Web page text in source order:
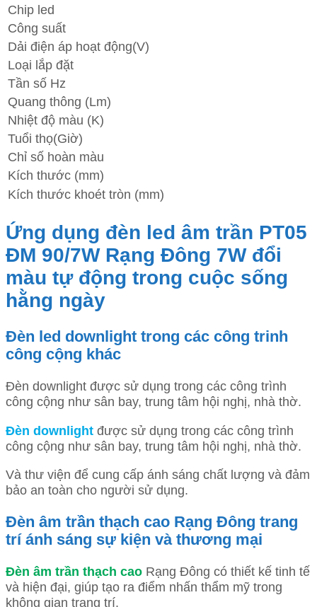
Chip led
Công suất
Dải điện áp hoạt động(V)
Loại lắp đặt
Tần số Hz
Quang thông (Lm)
Nhiệt độ màu (K)
Tuổi thọ(Giờ)
Chỉ số hoàn màu
Kích thước (mm)
Kích thước khoét tròn (mm)
Ứng dụng đèn led âm trần PT05
ĐM 90/7W Rạng Đông 7W đổi
màu tự động trong cuộc sống
hằng ngày
Đèn led downlight trong các công trinh
công cộng khác
Đèn downlight được sử dụng trong các công trình
công cộng như sân bay, trung tâm hội nghị, nhà thờ.
Đèn downlight được sử dụng trong các công trình
công cộng như sân bay, trung tâm hội nghị, nhà thờ.
Và thư viện để cung cấp ánh sáng chất lượng và đảm
bảo an toàn cho người sử dụng.
Đèn âm trần thạch cao Rạng Đông trang
trí ánh sáng sự kiện và thương mại
Đèn âm trần thạch cao Rạng Đông có thiết kế tinh tế
và hiện đại, giúp tạo ra điểm nhấn thẩm mỹ trong
không gian trang trí.